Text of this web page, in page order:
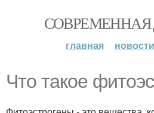
главная новости
Что такое